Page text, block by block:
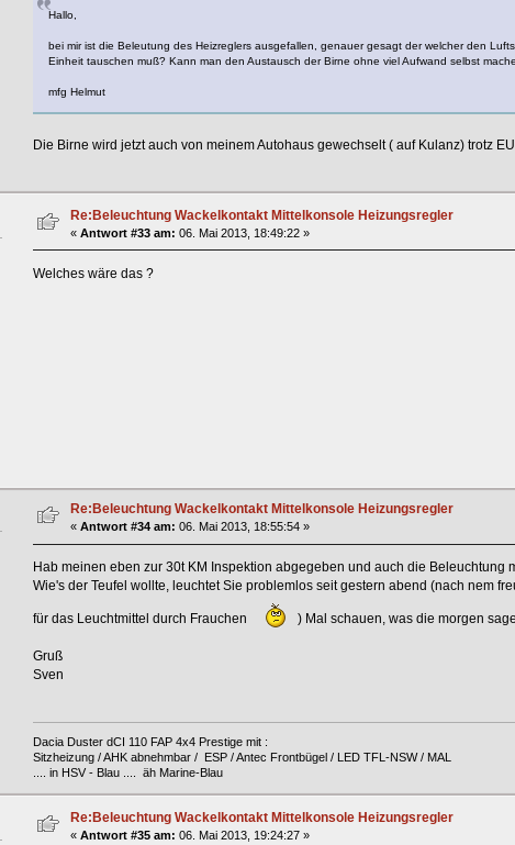
Hallo,
bei mir ist die Beleutung des Heizreglers ausgefallen, genauer gesagt der welcher den
Einheit tauschen muß? Kann man den Austausch der Birne ohne viel Aufwand selbst
mfg Helmut
Die Birne wird jetzt auch von meinem Autohaus gewechselt ( auf Kulanz) trotz
Re:Beleuchtung Wackelkontakt Mittelkonsole Heizungsregler
« Antwort #33 am: 06. Mai 2013, 18:49:22 »
Welches wäre das ?
Re:Beleuchtung Wackelkontakt Mittelkonsole Heizungsregler
« Antwort #34 am: 06. Mai 2013, 18:55:54 »
Hab meinen eben zur 30t KM Inspektion abgegeben und auch die Beleuchtung
Wie's der Teufel wollte, leuchtet Sie problemlos seit gestern abend (nach nem
für das Leuchtmittel durch Frauchen ) Mal schauen, was die morgen
Gruß
Sven
Dacia Duster dCI 110 FAP 4x4 Prestige mit :
Sitzheizung / AHK abnehmbar / ESP / Antec Frontbügel / LED TFL-NSW / MAL
.... in HSV - Blau .... äh Marine-Blau
Re:Beleuchtung Wackelkontakt Mittelkonsole Heizungsregler
« Antwort #35 am: 06. Mai 2013, 19:24:27 »